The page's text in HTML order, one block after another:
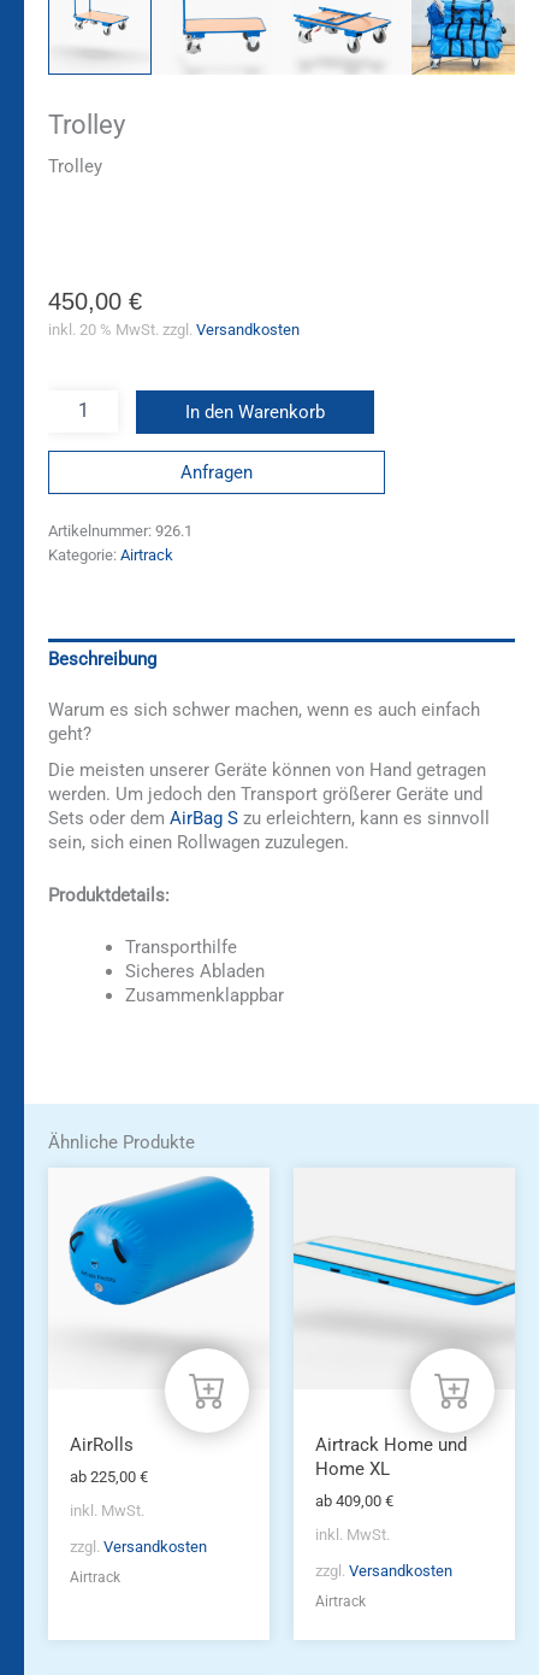
Trolley
Trolley
450,00 €
inkl. 20 % MwSt. zzgl. Versandkosten
In den Warenkorb
Anfragen
Artikelnummer: 926.1
Kategorie: Airtrack
Beschreibung
Warum es sich schwer machen, wenn es auch einfach
geht?
Die meisten unserer Geräte können von Hand getragen
werden. Um jedoch den Transport größerer Geräte und
Sets oder dem AirBag S zu erleichtern, kann es sinnvoll
sein, sich einen Rollwagen zuzulegen.
Produktdetails:
Transporthilfe
Sicheres Abladen
Zusammenklappbar
Ähnliche Produkte
Produkt
weist
mehrere
Varianten
auf.
Produktseite
gewählt
werden
AirRolls
ab 225,00 €
inkl. MwSt.
zzgl. Versandkosten
Airtrack
mehrere
Varianten
Produktseite
gewählt
werden
Airtrack Home und
Home XL
ab 409,00 €
inkl. MwSt.
zzgl. Versandkosten
Airtrack